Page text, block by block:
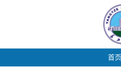
首页